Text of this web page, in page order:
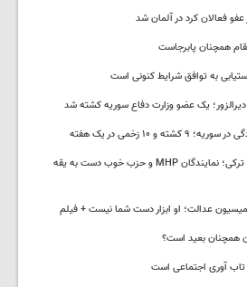
فعالان کرد در آلمان شد
همچنان پابرجاست
به توافق شرایط کنونی است
یک عضو وزارت دفاع سوریه کشته شد
و ۱۰ زخمی در یک هفته
تنش بر سر میراث ملی گرایی ترکی؛ نمایندگان MHP و حزب خوب دست به یقه
عدالت؛ او ابزار دست شما نیست + فیلم
همچنان بعید است؟
آوری اجتماعی است